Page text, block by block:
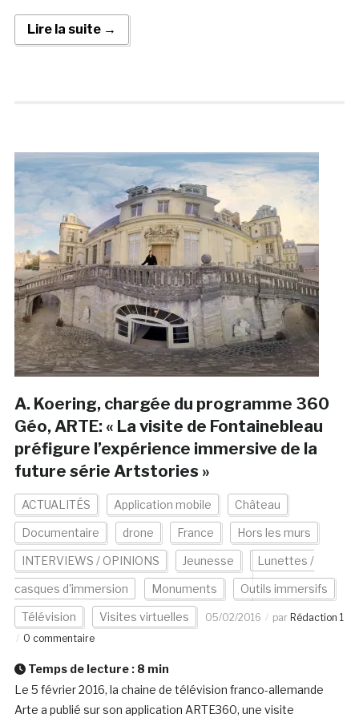
Lire la suite →
A. Koering, chargée du programme 360
Géo, ARTE: « La visite de Fontainebleau
préfigure l’expérience immersive de la
future série Artstories »
ACTUALITÉS Application mobile Château
Documentaire drone France Hors les murs
INTERVIEWS / OPINIONS Jeunesse Lunettes /
casques d'immersion Monuments Outils immersifs
Télévision Visites virtuelles 05/02/2016 par Rédaction 1
0 commentaire
Temps de lecture : 8 min
Le 5 février 2016, la chaine de télévision franco-allemande
Arte a publié sur son application ARTE360, une visite